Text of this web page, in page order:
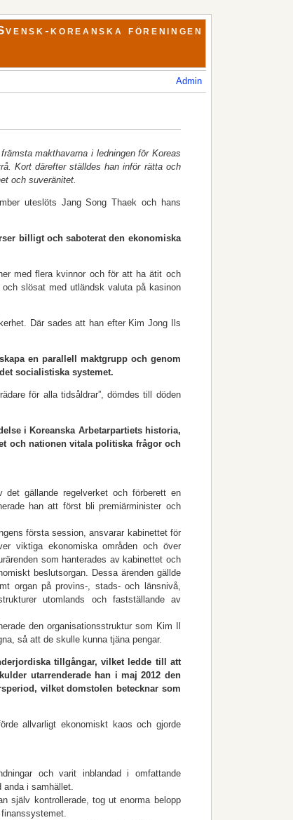
koreanska föreningen
Admin
makthavarna i ledningen för Koreas
Kort därefter ställdes han inför rätta och
och suveränitet.
uteslöts Jang Song Thaek och hans
billigt och saboterat den ekonomiska
med flera kvinnor och för att ha ätit och
slösat med utländsk valuta på kasinon
Där sades att han efter Kim Jong Ils
en parallell maktgrupp och genom
socialistiska systemet.
för alla tidsåldrar”, dömdes till döden
i Ko­reanska Arbetarpartiets historia,
och nationen vitala politiska frågor och
gällande regelverket och förberett en
han att först bli premiärminister och
första session, ansvarar kabinettet för
viktiga ekonomiska områden och över
som hanterades av kabinettet och
beslutsorgan. Dessa ärenden gällde
organ på provins-, stads- och länsnivå,
utomlands och fastställande av
den organisationsstruktur som Kim Il
så att de skulle kunna tjäna pengar.
tillgångar, vilket ledde till att
utarrenderade han i maj 2012 den
vilket domstolen betecknar som
allvarligt ekonomiskt kaos och gjorde
och varit inblandad i omfattande
i samhället.
själv kontrollerade, tog ut enorma belopp